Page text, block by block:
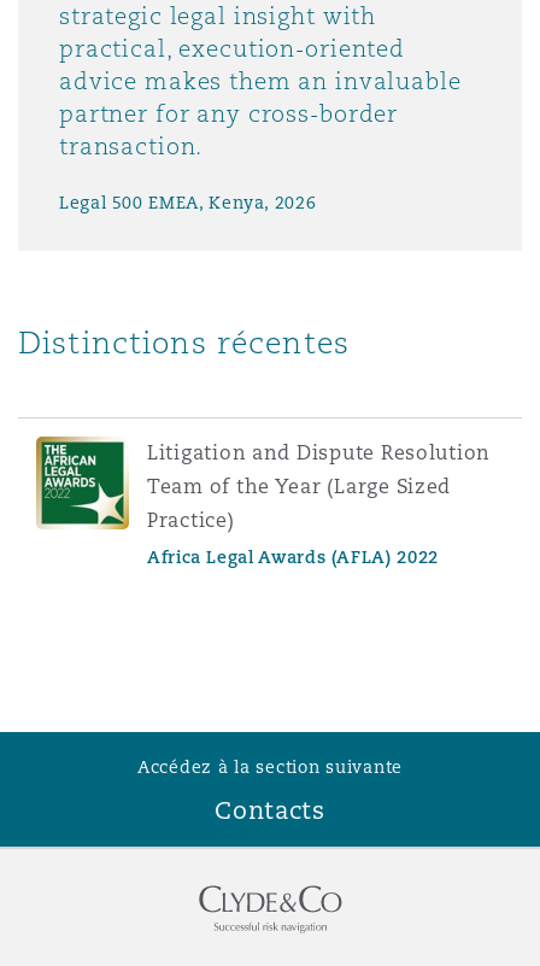
strategic legal insight with
practical, execution-oriented
advice makes them an invaluable
partner for any cross-border
transaction.
Legal 500 EMEA, Kenya, 2026
Distinctions récentes
Litigation and Dispute Resolution
Team of the Year (Large Sized
Practice)
Africa Legal Awards (AFLA) 2022
Accédez à la section suivante
Contacts